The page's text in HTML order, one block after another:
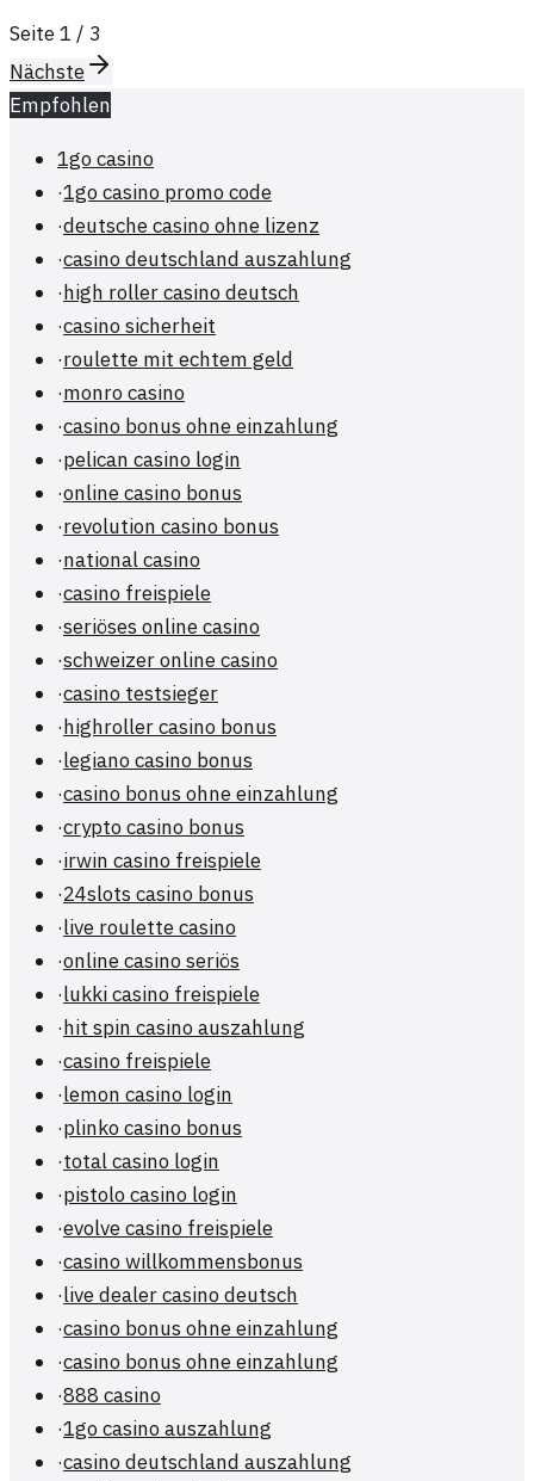
Seite1 / 3
Nächste
Empfohlen
1go casino
·1go casino promo code
·deutsche casino ohne lizenz
·casino deutschland auszahlung
·high roller casino deutsch
·casino sicherheit
·roulette mit echtem geld
·monro casino
·casino bonus ohne einzahlung
·pelican casino login
·online casino bonus
·revolution casino bonus
·national casino
·casino freispiele
·seriöses online casino
·schweizer online casino
·casino testsieger
·highroller casino bonus
·legiano casino bonus
·casino bonus ohne einzahlung
·crypto casino bonus
·irwin casino freispiele
·24slots casino bonus
·live roulette casino
·online casino seriös
·lukki casino freispiele
·hit spin casino auszahlung
·casino freispiele
·lemon casino login
·plinko casino bonus
·total casino login
·pistolo casino login
·evolve casino freispiele
·casino willkommensbonus
·live dealer casino deutsch
·casino bonus ohne einzahlung
·casino bonus ohne einzahlung
·888 casino
·1go casino auszahlung
·casino deutschland auszahlung